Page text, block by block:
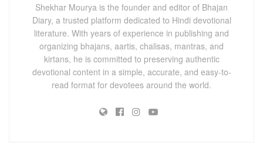
Shekhar Mourya is the founder and editor of Bhajan
Diary, a trusted platform dedicated to Hindi devotional
literature. With years of experience in publishing and
organizing bhajans, aartis, chalisas, mantras, and
kirtans, he is committed to preserving authentic
devotional content in a simple, accurate, and easy-to-
read format for devotees around the world.